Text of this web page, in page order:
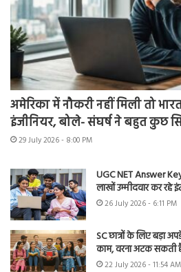
अमेरिका में नौकरी नहीं मिली तो
इंजीनियर, बोले- संघर्ष ने बहुत कुछ
29 July 2026 - 8:00 PM
UGC NET Answer
लाखों उम्मीदवार कर रहे
26 July 2026 - 6:11 PM
SC छात्रों के लिए बड़ा
काम, वरना अटक सकती
22 July 2026 - 11:54 AM